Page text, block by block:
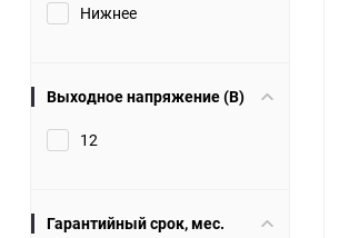
Нижнее
Выходное напряжение (В)
12
Гарантийный срок, мес.